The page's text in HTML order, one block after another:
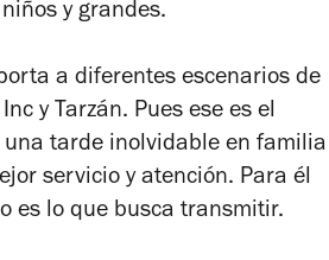
y grandes.
a diferentes escenarios de
y Tarzán. Pues ese es el
tarde inolvidable en familia
servicio y atención. Para él
es lo que busca transmitir.